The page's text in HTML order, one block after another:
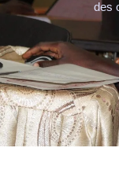
des